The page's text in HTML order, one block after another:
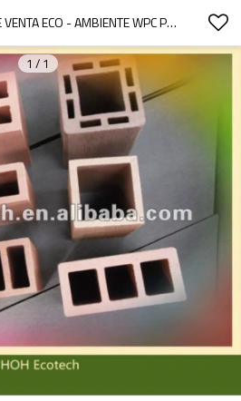
DURABLE CALIENTE VENTA ECO - AMBIENTE WPC POSTE DE LA CERCA ( A PRUEBA DE AGUA, RESISTENCIA A RAYOS UV, RESISTENCIA A LA PUDRICIÓN Y EL CRACK )
1 / 1